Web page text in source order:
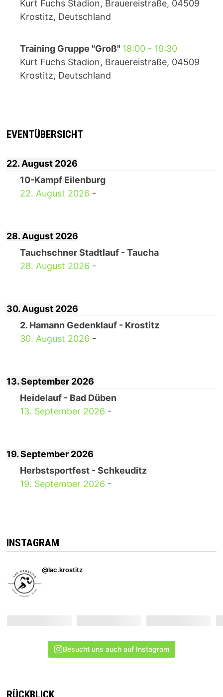
Kurt Fuchs Stadion, Brauereistraße, 04509
Krostitz, Deutschland
Training Gruppe "Groß" 18:00- 19:30
Kurt Fuchs Stadion, Brauereistraße, 04509
Krostitz, Deutschland
EVENTÜBERSICHT
22. August 2026
10-Kampf Eilenburg
22. August 2026 -
28. August 2026
Tauchschner Stadtlauf - Taucha
28. August 2026 -
30. August 2026
2. Hamann Gedenklauf - Krostitz
30. August 2026 -
13. September 2026
Heidelauf - Bad Düben
13. September 2026 -
19. September 2026
Herbstsportfest - Schkeuditz
19. September 2026 -
INSTAGRAM
@lac.krostitz
Besucht uns auch auf Instagram
RÜCKBLICK